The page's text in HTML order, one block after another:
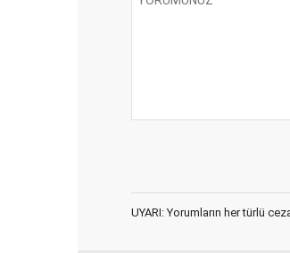
UYARI: Yorumların her türlü